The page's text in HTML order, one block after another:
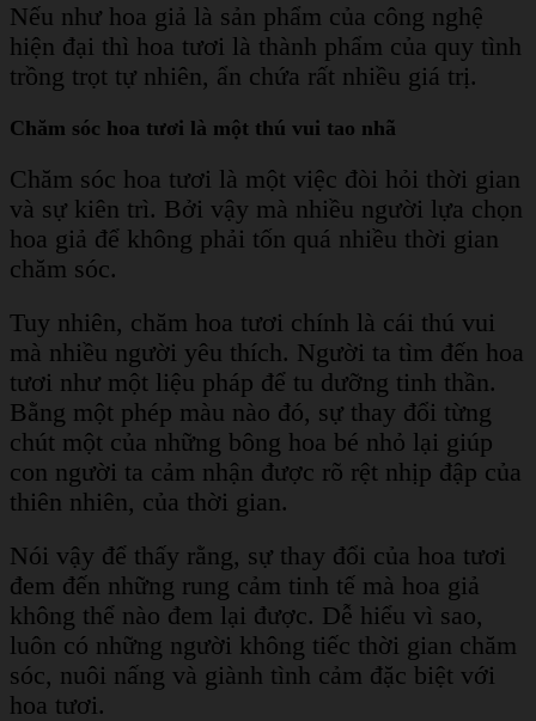
Nếu như hoa giả là sản phẩm của công nghệ
hiện đại thì hoa tươi là thành phẩm của quy tình
trồng trọt tự nhiên, ẩn chứa rất nhiều giá trị.
Chăm sóc hoa tươi là một thú vui tao nhã
Chăm sóc hoa tươi là một việc đòi hỏi thời gian
và sự kiên trì. Bởi vậy mà nhiều người lựa chọn
hoa giả để không phải tốn quá nhiều thời gian
chăm sóc.
Tuy nhiên, chăm hoa tươi chính là cái thú vui
mà nhiều người yêu thích. Người ta tìm đến hoa
tươi như một liệu pháp để tu dưỡng tinh thần.
Bằng một phép màu nào đó, sự thay đổi từng
chút một của những bông hoa bé nhỏ lại giúp
con người ta cảm nhận được rõ rệt nhịp đập của
thiên nhiên, của thời gian.
Nói vậy để thấy rằng, sự thay đổi của hoa tươi
đem đến những rung cảm tinh tế mà hoa giả
không thể nào đem lại được. Dễ hiểu vì sao,
luôn có những người không tiếc thời gian chăm
sóc, nuôi nấng và giành tình cảm đặc biệt với
hoa tươi.